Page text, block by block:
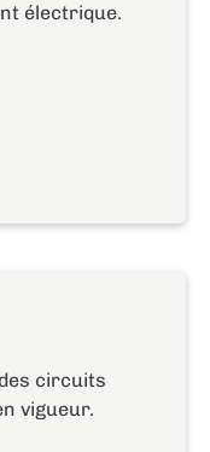
électrique.
circuits
vigueur.